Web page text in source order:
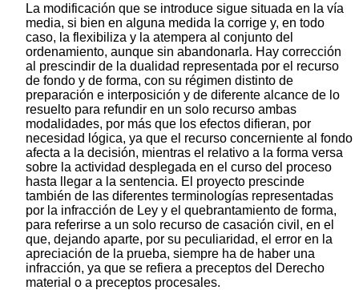
La modificación que se introduce sigue situada en la vía
media, si bien en alguna medida la corrige y, en todo
caso, la flexibiliza y la atempera al conjunto del
ordenamiento, aunque sin abandonarla. Hay corrección
al prescindir de la dualidad representada por el recurso
de fondo y de forma, con su régimen distinto de
preparación e interposición y de diferente alcance de lo
resuelto para refundir en un solo recurso ambas
modalidades, por más que los efectos difieran, por
necesidad lógica, ya que el recurso concerniente al fondo
afecta a la decisión, mientras el relativo a la forma versa
sobre la actividad desplegada en el curso del proceso
hasta llegar a la sentencia. El proyecto prescinde
también de las diferentes terminologías representadas
por la infracción de Ley y el quebrantamiento de forma,
para referirse a un solo recurso de casación civil, en el
que, dejando aparte, por su peculiaridad, el error en la
apreciación de la prueba, siempre ha de haber una
infracción, ya que se refiera a preceptos del Derecho
material o a preceptos procesales.